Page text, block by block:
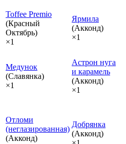
Toffee Premio
(Красный
Октябрь)
×1
Ярмила
(Акконд)
×1
Медунок
(Славянка)
×1
Астрон нуга
и карамель
(Акконд)
×1
Отломи
(неглазированная)
(Акконд)
Добрянка
(Акконд)